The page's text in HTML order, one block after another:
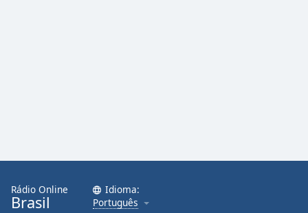
Rádio Online
Brasil
Idioma:
Português